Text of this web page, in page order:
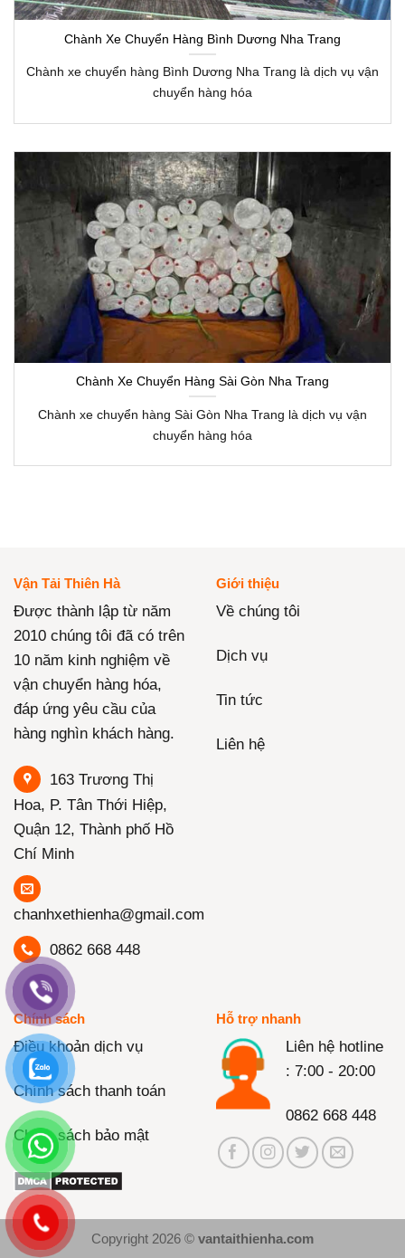
Chành Xe Chuyển Hàng Bình Dương Nha Trang
Chành xe chuyển hàng Bình Dương Nha Trang là dịch vụ vận
chuyển hàng hóa
Chành Xe Chuyển Hàng Sài Gòn Nha Trang
Chành xe chuyển hàng Sài Gòn Nha Trang là dịch vụ vận
chuyển hàng hóa
Vận Tải Thiên Hà
Được thành lập từ năm
2010 chúng tôi đã có trên
10 năm kinh nghiệm về
vận chuyển hàng hóa,
đáp ứng yêu cầu của
hàng nghìn khách hàng.
163 Trương Thị
Hoa, P. Tân Thới Hiệp,
Quận 12, Thành phố Hồ
Chí Minh
chanhxethienha@gmail.com
0862 668 448
Giới thiệu
Về chúng tôi
Dịch vụ
Tin tức
Liên hệ
Chính sách
Điều khoản dịch vụ
Chính sách thanh toán
Chính sách bảo mật
Hỗ trợ nhanh
Liên hệ hotline
: 7:00 - 20:00
0862 668 448
Copyright 2026 © vantaithienha.com